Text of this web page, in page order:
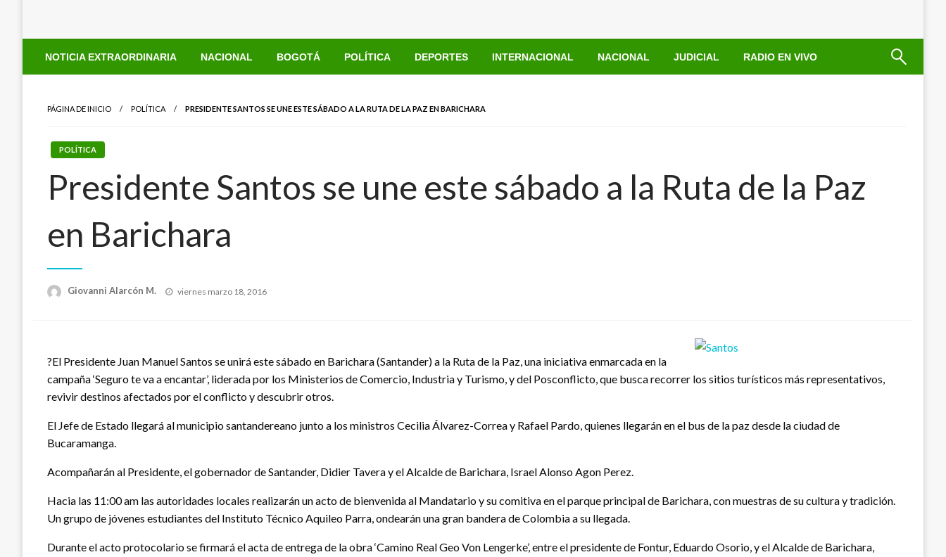
NOTICIA EXTRAORDINARIA NACIONAL BOGOTÁ POLÍTICA DEPORTES INTERNACIONAL NACIONAL JUDICIAL RADIO EN VIVO
PÁGINA DE INICIO POLÍTICA PRESIDENTE SANTOS SE UNE ESTE SÁBADO A LA RUTA DE LA PAZ EN BARICHARA
POLÍTICA
Presidente Santos se une este sábado a la Ruta de la Paz
en Barichara
Giovanni Alarcón M.
Publicado
viernes marzo 18, 2016
?El Presidente Juan Manuel Santos se unirá este sábado en Barichara (Santander) a la Ruta de la Paz, una iniciativa enmarcada en la
campaña ‘Seguro te va a encantar’, liderada por los Ministerios de Comercio, Industria y Turismo, y del Posconflicto, que busca recorrer los sitios turísticos más representativos,
revivir destinos afectados por el conflicto y descubrir otros.
El Jefe de Estado llegará al municipio santandereano junto a los ministros Cecilia Álvarez-Correa y Rafael Pardo, quienes llegarán en el bus de la paz desde la ciudad de
Bucaramanga.
Acompañarán al Presidente, el gobernador de Santander, Didier Tavera y el Alcalde de Barichara, Israel Alonso Agon Perez.
Hacia las 11:00 am las autoridades locales realizarán un acto de bienvenida al Mandatario y su comitiva en el parque principal de Barichara, con muestras de su cultura y tradición.
Un grupo de jóvenes estudiantes del Instituto Técnico Aquileo Parra, ondearán una gran bandera de Colombia a su llegada.
Durante el acto protocolario se firmará el acta de entrega de la obra ‘Camino Real Geo Von Lengerke’, entre el presidente de Fontur, Eduardo Osorio, y el Alcalde de Barichara,